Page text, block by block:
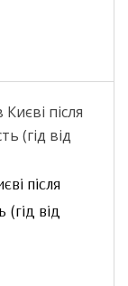
після
(гід від